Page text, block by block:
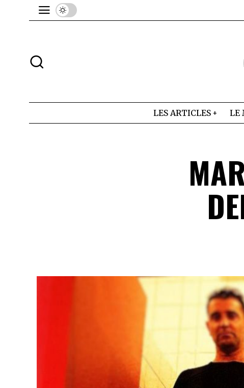
LES ARTICLES LE